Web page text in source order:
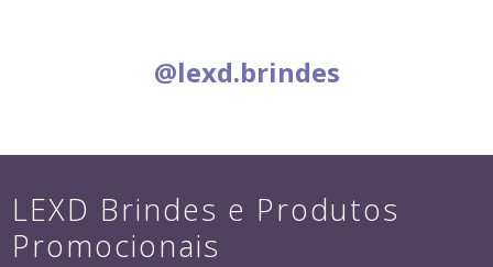
@lexd.brindes
LEXD Brindes e Produtos
Promocionais